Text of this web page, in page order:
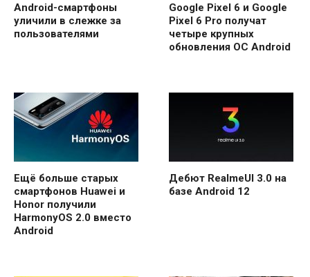
Android-смартфоны
уличили в слежке за
пользователями
Google Pixel 6 и Google
Pixel 6 Pro получат
четыре крупных
обновления ОС Android
Ещё больше старых
смартфонов Huawei и
Honor получили
HarmonyOS 2.0 вместо
Android
Дебют RealmeUI 3.0 на
базе Android 12